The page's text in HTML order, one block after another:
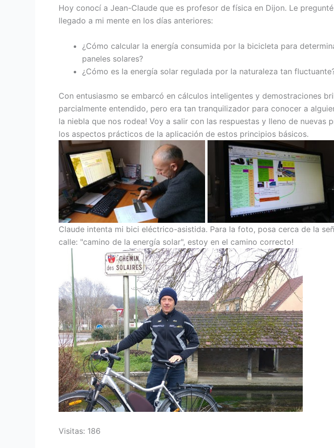
Hoy conocí a Jean-Claude que es profesor de física en Dijon. Le
llegado a mi mente en los días anteriores:
¿Cómo calcular la energía consumida por la bicicleta para
paneles solares?
¿Cómo es la energía solar regulada por la naturaleza tan
Con entusiasmo se embarcó en cálculos inteligentes y demostraciones
parcialmente entendido, pero era tan tranquilizador para conocer a
la niebla que nos rodea! Voy a salir con las respuestas y lleno de nuevas
los aspectos prácticos de la aplicación de estos principios básicos.
Claude intenta mi bici eléctrico-asistida. Para la foto, posa cerca de la
calle: "camino de la energía solar", estoy en el camino correcto!
Visitas: 186